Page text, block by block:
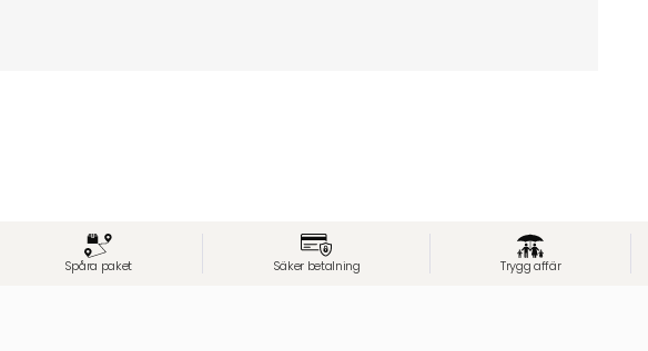
Spåra paket Säker betalning Trygg affär